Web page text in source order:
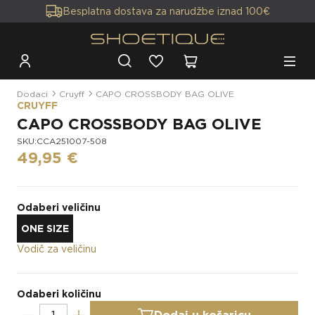
Besplatna dostava za narudžbe iznad 100€
novo
Dodaci Cruyff CAPO CROSSBODY BAG OLIVE
CRUYFF
CAPO CROSSBODY BAG OLIVE
SKU:CCA251007-508
49,95 €
Odaberi veličinu
ONE SIZE
Vodič za veličinu
Odaberi količinu